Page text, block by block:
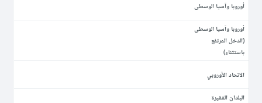
أوروبا وآسيا الوسطى
أوروبا وآسيا الوسطى
(الدخل المرتفع
باستثناء)
الاتحاد الأوروبي
البلدان الفقيرة